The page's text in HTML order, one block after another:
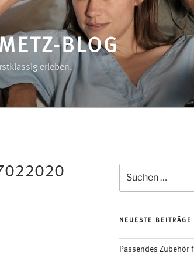
BLOG
erleben.
nach:
NEUESTE BEITRÄGE
Passendes Zubehör